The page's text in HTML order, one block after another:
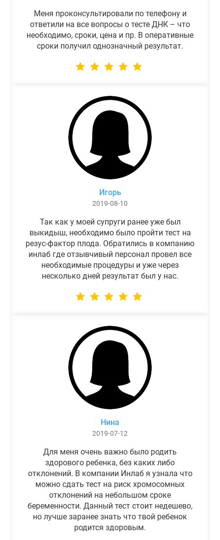
Меня проконсультировали по телефону и
ответили на все вопросы о тесте ДНК – что
необходимо, сроки, цена и пр. В оперативные
сроки получил однозначный результат.
Игорь
2019-08-10
Так как у моей супруги ранее уже был
выкидыш, необходимо было пройти тест на
резус-фактор плода. Обратились в компанию
инлаб где отзывчивый персонал провел все
необходимые процедуры и уже через
несколько дней результат был у нас.
Нина
2019-07-12
Для меня очень важно было родить
здорового ребенка, без каких либо
отклонений. В компании Инлаб я узнала что
можно сдать тест на риск хромосомных
отклонений на небольшом сроке
беременности. Данный тест стоит недешево,
но лучше заранее знать что твой ребенок
родится здоровым.